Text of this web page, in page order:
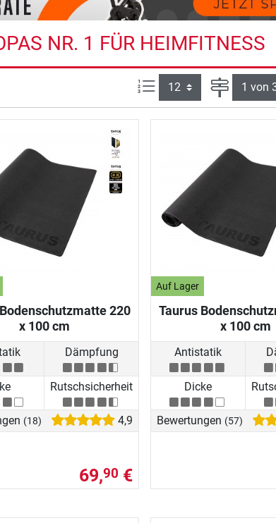
NR. 1 FÜR HEIMFITNESS
Artikel pro Seite: Seite
220
x 100 cm
Dämpfung
Rutschsicherheit
(18) 4,9
69,90 €
Auf Lager
Taurus
x 100 cm
Antistatik
Dicke
Bewertungen (57)